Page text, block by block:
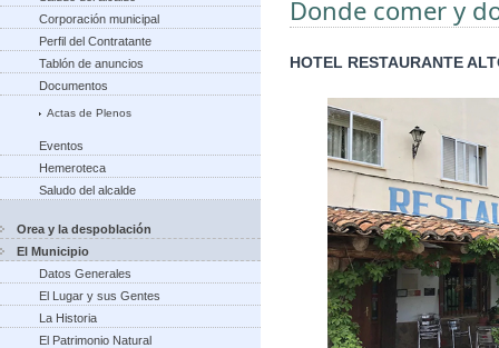
Corporación municipal
Perfil del Contratante
Tablón de anuncios
Documentos
Actas de Plenos
Eventos
Hemeroteca
Saludo del alcalde
Orea y la despoblación
El Municipio
Datos Generales
El Lugar y sus Gentes
La Historia
El Patrimonio Natural
Donde comer y
HOTEL RESTAURANTE